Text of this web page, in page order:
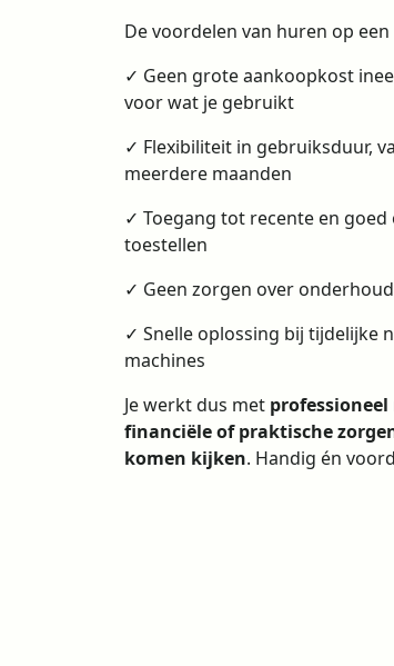
De voordelen van huren op een
✓ Geen grote aankoopkost
voor wat je gebruikt
✓ Flexibiliteit in gebruiksduur,
meerdere maanden
✓ Toegang tot recente en
toestellen
✓ Geen zorgen over
✓ Snelle oplossing bij tijdelijke
machines
Je werkt dus met
financiële of praktische
komen kijken. Handig én